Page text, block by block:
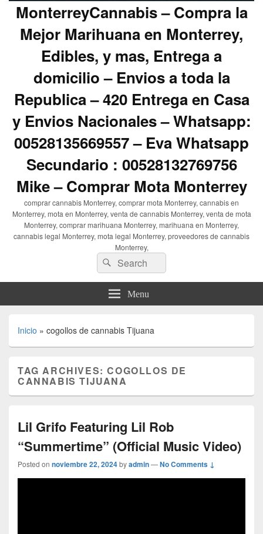
MonterreyCannabis – Compra la
Mejor Marihuana en Monterrey,
Edibles, y mas, Entrega a
domicilio – Envios a toda la
Republica – 420 Entrega en Casa
y Envios Nacionales – Whatsapp:
00528135669557 – Eva Whatsapp
Secundario : 00528132769756
Mike – Comprar Mota Monterrey
comprar cannabis Monterrey, comprar mota Monterrey, cannabis en
Monterrey, mota en Monterrey, venta de cannabis Monterrey, venta de mota
Monterrey, comprar marihuana Monterrey, marihuana en Monterrey,
cannabis legal Monterrey, mota legal Monterrey, proveedores de cannabis
Monterrey,
Search
for:
Search
Menu
Inicio » cogollos de cannabis Tijuana
TAG ARCHIVES:COGOLLOS DE
CANNABIS TIJUANA
Lil Grifo Featuring Lil Rob
“Summertime” (Official Music Video)
Posted on noviembre 22, 2024byadmin—No Comments ↓